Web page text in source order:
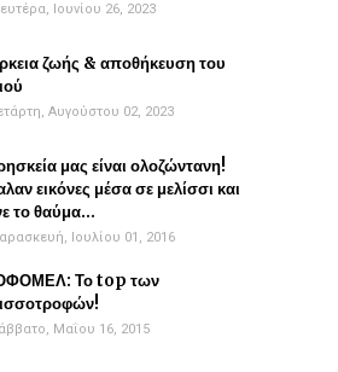
Ιουνίου 26, 2023
ζωής & αποθήκευση του
Αυγούστου 02, 2023
μας είναι ολοζώντανη!
εικόνες μέσα σε μελίσσι και
το θαύμα...
Ιουλίου 01, 2016
Το top των
Μαΐου 16, 2015